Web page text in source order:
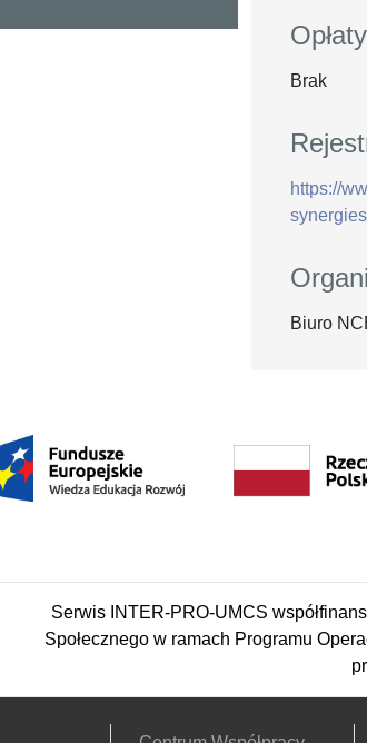
Opłaty
Brak
https://
Biuro
Serwis INTER-PRO-UMCS
Społecznego w ramach Programu